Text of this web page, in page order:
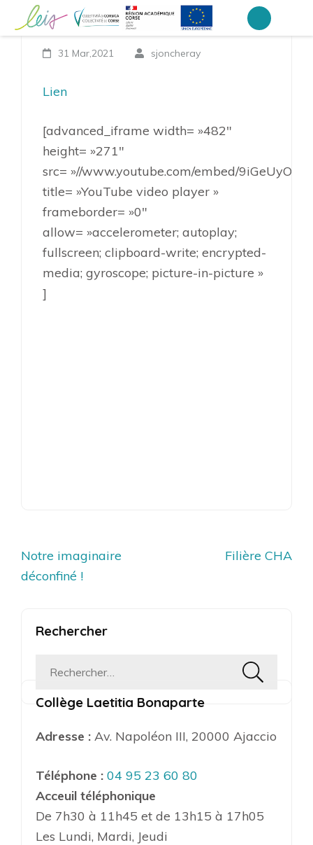
contenuCollège Laetitia Bonaparte – Ajaccio
Filière Voile
31 Mar,2021 sjoncheray
Lien
[advanced_iframe width= »482″
height= »271″
src= »//www.youtube.com/embed/
title= »YouTube video player »
frameborder= »0″
allow= »accelerometer; autoplay;
fullscreen; clipboard-write; encrypted-
media; gyroscope; picture-in-picture »
]
Navigation
de
Notre imaginaire
déconfiné !
Filière CHA
Rechercher
Rechercher :
Collège Laetitia Bonaparte
Adresse : Av. Napoléon III, 20000 Ajaccio
Téléphone : 04 95 23 60 80
Acceuil téléphonique
De 7h30 à 11h45 et de 13h15 à 17h05
Les Lundi, Mardi, Jeudi